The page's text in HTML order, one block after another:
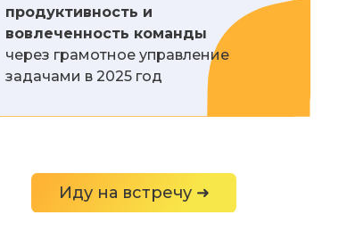
продуктивность и
вовлеченность команды
через грамотное управление
задачами в 2025 год
Иду на встречу ➜